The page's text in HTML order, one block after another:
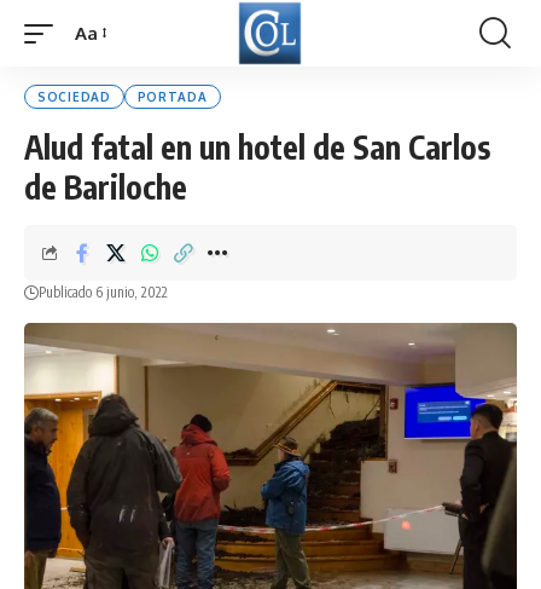
Font
Aa
SOCIEDAD PORTADA
Alud fatal en un hotel de San Carlos
de Bariloche
Publicado 6 junio, 2022